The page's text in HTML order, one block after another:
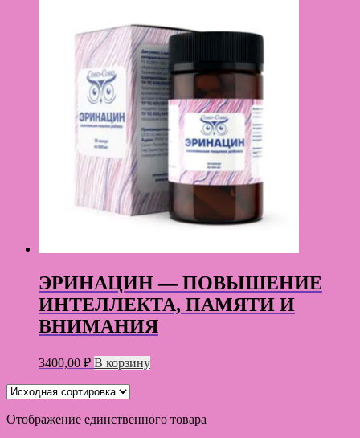
ЭРИНАЦИН — ПОВЫШЕНИЕ
ИНТЕЛЛЕКТА, ПАМЯТИ И
ВНИМАНИЯ
3400,00 ₽ В корзину
Отображение единственного товара